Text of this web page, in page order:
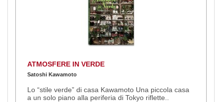
ATMOSFERE IN VERDE
Satoshi Kawamoto
Lo “stile verde” di casa Kawamoto Una piccola casa
a un solo piano alla periferia di Tokyo riflette..